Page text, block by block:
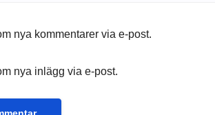
nya kommentarer via e-post.
nya inlägg via e-post.